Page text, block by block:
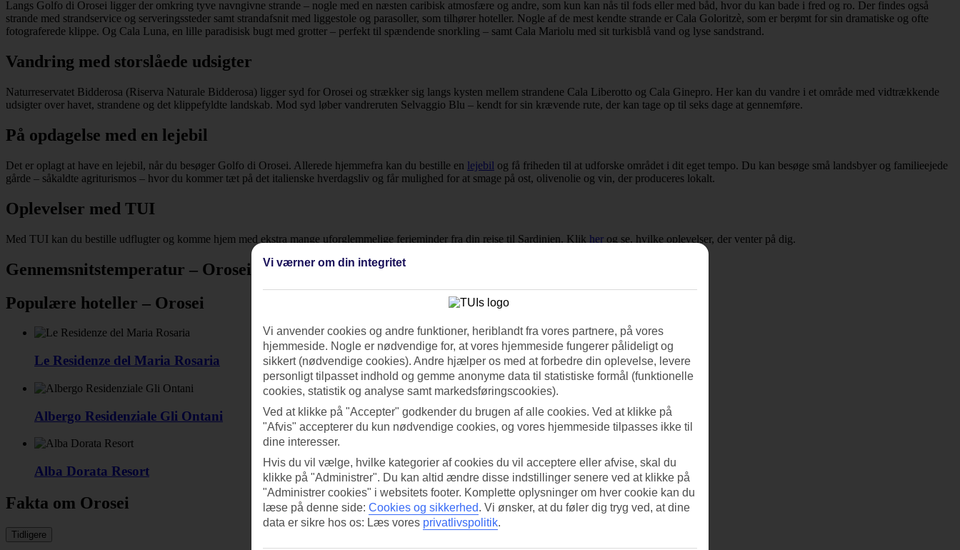
Langs Golfo di Orosei ligger der omkring tyve navngivne strande – nogle med en næsten caribisk atmosfære og andre, som kun kan nås til fods eller med båd, hvor du kan bade i fred og ro. Der findes også
strande med strandservice og serveringssteder samt strandafsnit med liggestole og parasoller, som tilhører hoteller. Nogle af de mest kendte strande er Cala Goloritzè, som er berømt for sin dramatiske og ofte
fotograferede klippe. Og Cala Luna, en lille paradisisk bugt med grotter – perfekt til spændende snorkling – samt Cala Mariolu med sit turkisblå vand og lyse sandstrand.
Vandring med storslåede udsigter
Naturreservatet Bidderosa (Riserva Naturale Bidderosa) ligger syd for Orosei og strækker sig langs kysten mellem strandene Cala Liberotto og Cala Ginepro. Her kan du vandre i et område med vidtrækkende
udsigter over havet, strandene og det klippefyldte landskab. Mod syd løber vandreruten Selvaggio Blu – kendt for sin krævende rute, der kan tage op til seks dage at gennemføre.
På opdagelse med en lejebil
Det er oplagt at have en lejebil, når du besøger Golfo di Orosei. Allerede hjemmefra kan du bestille en lejebil og få friheden til at udforske området i dit eget tempo. Du kan besøge små landsbyer og familieejede
gårde – såkaldte agriturismos – hvor du kommer tæt på det italienske hverdagsliv og får mulighed for at smage på ost, olivenolie og vin, der produceres lokalt.
Oplevelser med TUI
Med TUI kan du bestille udflugter og komme hjem med ekstra mange uforglemmelige ferieminder fra din rejse til Sardinien. Klik her og se, hvilke oplevelser, der venter på dig.
Gennemsnitstemperatur – Orosei
Populære hoteller – Orosei
Le Residenze del Maria Rosaria
Albergo Residenziale Gli Ontani
Alba Dorata Resort
Fakta om Orosei
Tidligere
Vi værner om din integritet
Vi anvender cookies og andre funktioner, heriblandt fra vores partnere, på vores
hjemmeside. Nogle er nødvendige for, at vores hjemmeside fungerer pålideligt og
sikkert (nødvendige cookies). Andre hjælper os med at forbedre din oplevelse, levere
personligt tilpasset indhold og gemme anonyme data til statistiske formål (funktionelle
cookies, statistik og analyse samt markedsføringscookies).
Ved at klikke på "Accepter" godkender du brugen af alle cookies. Ved at klikke på
"Afvis" accepterer du kun nødvendige cookies, og vores hjemmeside tilpasses ikke til
dine interesser.
Hvis du vil vælge, hvilke kategorier af cookies du vil acceptere eller afvise, skal du
klikke på "Administrer". Du kan altid ændre disse indstillinger senere ved at klikke på
"Administrer cookies" i websitets footer. Komplette oplysninger om hver cookie kan du
læse på denne side: Cookies og sikkerhed. Vi ønsker, at du føler dig tryg ved, at dine
data er sikre hos os: Læs vores privatlivspolitik.